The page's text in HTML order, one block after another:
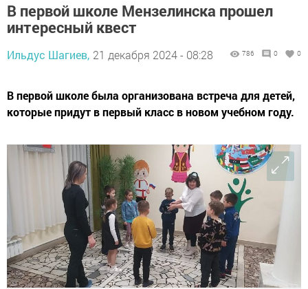
В первой школе Мензелинска прошел
интересный квест
Ильдус Шагиев, 21 декабря 2024 - 08:28 786 0 0
В первой школе была организована встреча для детей,
которые придут в первый класс в новом учебном году.